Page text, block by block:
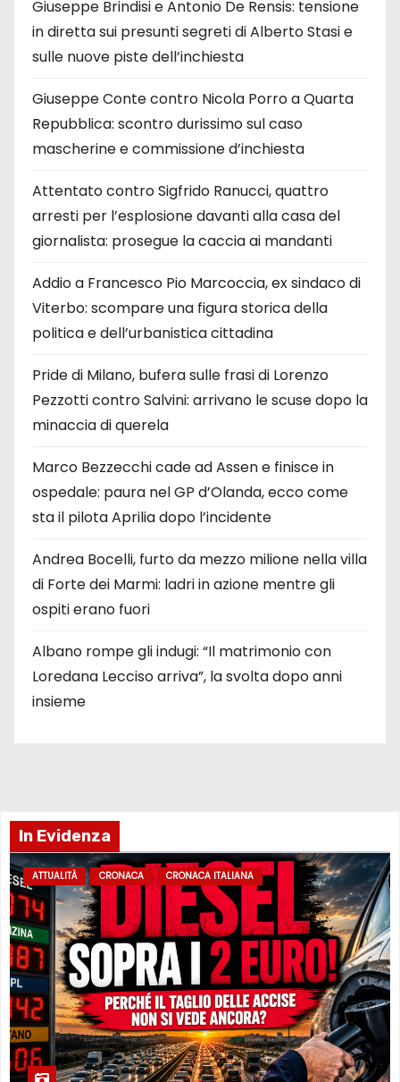
Giuseppe Brindisi e Antonio De Rensis: tensione
in diretta sui presunti segreti di Alberto Stasi e
sulle nuove piste dell’inchiesta
Giuseppe Conte contro Nicola Porro a Quarta
Repubblica: scontro durissimo sul caso
mascherine e commissione d’inchiesta
Attentato contro Sigfrido Ranucci, quattro
arresti per l’esplosione davanti alla casa del
giornalista: prosegue la caccia ai mandanti
Addio a Francesco Pio Marcoccia, ex sindaco di
Viterbo: scompare una figura storica della
politica e dell’urbanistica cittadina
Pride di Milano, bufera sulle frasi di Lorenzo
Pezzotti contro Salvini: arrivano le scuse dopo la
minaccia di querela
Marco Bezzecchi cade ad Assen e finisce in
ospedale: paura nel GP d’Olanda, ecco come
sta il pilota Aprilia dopo l’incidente
Andrea Bocelli, furto da mezzo milione nella villa
di Forte dei Marmi: ladri in azione mentre gli
ospiti erano fuori
Albano rompe gli indugi: “Il matrimonio con
Loredana Lecciso arriva”, la svolta dopo anni
insieme
In Evidenza
ATTUALITÀ CRONACA CRONACA ITALIANA